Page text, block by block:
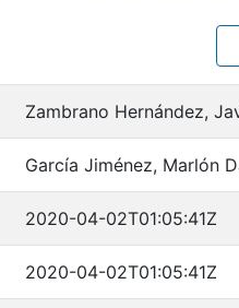
Zambrano Hernández,
García Jiménez, Marlón
2020-04-02T01:05:41Z
2020-04-02T01:05:41Z